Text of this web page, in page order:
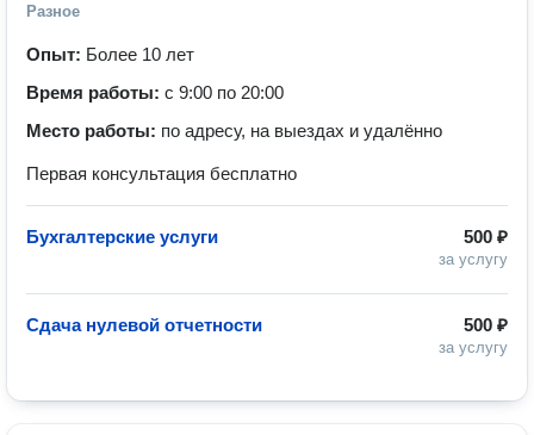
Разное
Опыт: Более 10 лет
Время работы: с 9:00 по 20:00
Место работы: по адресу, на выездах и удалённо
Первая консультация бесплатно
500 ₽
за услугу
Бухгалтерские услуги
500 ₽
за услугу
Сдача нулевой отчетности